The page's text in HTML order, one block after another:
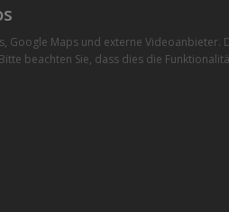
Google Maps und externe
beachten Sie, dass dies die